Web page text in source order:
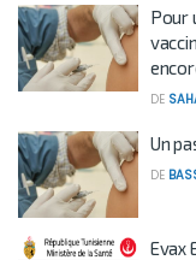
Pour
DE
Un
DE
Evax